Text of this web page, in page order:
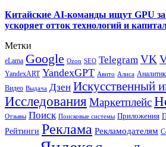
Китайские AI-команды ищут GPU
ускоряет отток технологий и
Метки
eLama Google Ozon SEO Telegram VK
YandexART YandexGPT Авито Алиса
Видео Выдача Дзен Искусственный
Исследования Маркетплейс
Отзывы Поиск Поисковые системы Приложения
Рейтинги Реклама Рекламодателям